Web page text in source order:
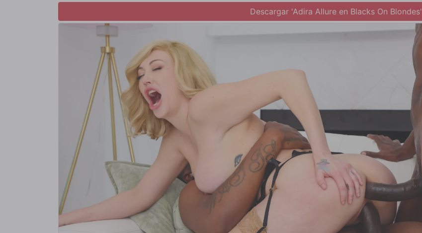
Descargar 'Adira Allure en Blacks On Blondes'